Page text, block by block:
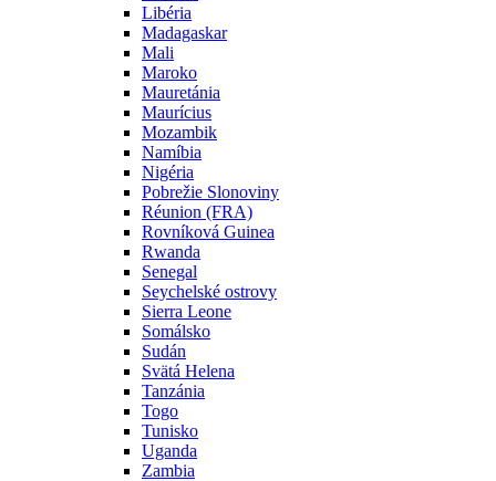
Libéria
Madagaskar
Mali
Maroko
Mauretánia
Maurícius
Mozambik
Namíbia
Nigéria
Pobrežie Slonoviny
Réunion (FRA)
Rovníková Guinea
Rwanda
Senegal
Seychelské ostrovy
Sierra Leone
Somálsko
Sudán
Svätá Helena
Tanzánia
Togo
Tunisko
Uganda
Zambia